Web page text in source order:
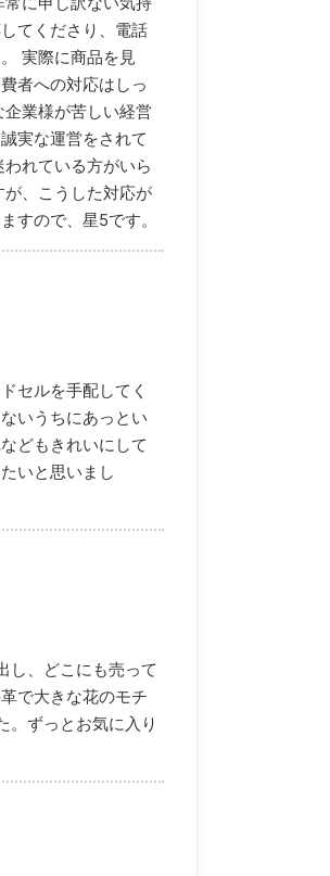
てくださり、電話
実際に商品を見
者への対応はしっ
業様が苦しい経営
実な運営をされて
れている方がいら
、こうした対応が
すので、星5です。
セルを手配してく
いうちにあっとい
どもきれいにして
いと思いまし
し、どこにも売って
で大きな花のモチ
。ずっとお気に入り